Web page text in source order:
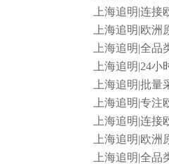
上海追明|连接
上海追明|欧洲
上海追明|全品
上海追明|24小
上海追明|批量
上海追明|专注
上海追明|连接
上海追明|欧洲
上海追明|全品